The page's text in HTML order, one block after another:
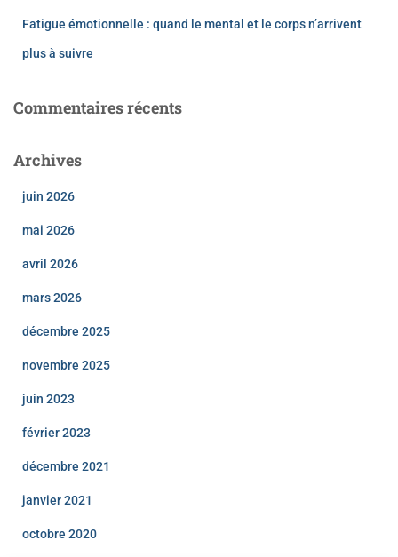
Fatigue émotionnelle : quand le mental et le corps n’arrivent
plus à suivre
Commentaires récents
Archives
juin 2026
mai 2026
avril 2026
mars 2026
décembre 2025
novembre 2025
juin 2023
février 2023
décembre 2021
janvier 2021
octobre 2020